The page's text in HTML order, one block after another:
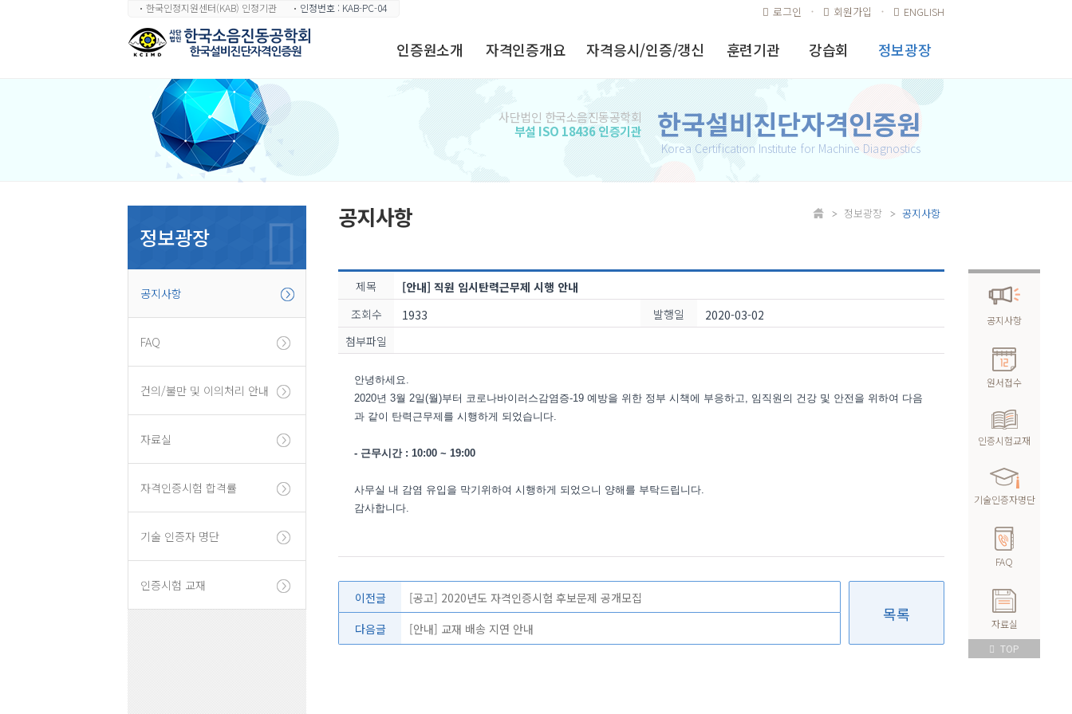
한국인정지원센터(KAB) 인정기관 인정번호 : KAB-PC-04 로그인 회원가입 ENGLISH
인증원소개
원장 인사말
홍보자료
공평성 선언문
국내∙외 인정현황
조직도
자격인증개요
인증분야 및 영역
자격인증/갱신 절차
인증받은 자의
의무/권리
자격응시/인증/갱신
원서접수 안내
자격인증/갱신 안내
수험표
합격자
훈련기관
승인 훈련기관
훈련기관 신청
훈련기관 게시판
강습회
참가등록
발표(강연)
정보광장
공지사항
FAQ
건의/불만 및
자격인증시험
사단법인 한국소음진동공학회
부설 ISO 18436 인증기관
한국설비진단자격인증원
Korea Certification Institute for Machine Diagnostics
공지사항
원서접수
인증시험교재
기술인증자명단
FAQ
자료실
TOP
정보광장
공지사항
FAQ
건의/불만 및 이의처리 안내
자료실
자격인증시험 합격률
기술 인증자 명단
인증시험 교재
공지사항 정보광장 공지사항
제목
[안내] 직원 임시탄력근무제 시행 안내
조회수
1933 발행일
2020-03-02
첨부파일
안녕하세요.
2020년 3월 2일(월)부터 코로나바이러스감염증-19 예방을 위한 정부 시책에 부응하고, 임직원의 건강 및 안전을 위하여 다음
과 같이 탄력근무제를 시행하게 되었습니다.
- 근무시간 : 10:00 ~ 19:00
사무실 내 감염 유입을 막기위하여 시행하게 되었으니 양해를 부탁드립니다.
감사합니다.
이전글
[공고] 2020년도 자격인증시험 후보문제 공개모집
다음글
[안내] 교재 배송 지연 안내
목록